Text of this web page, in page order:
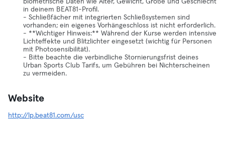
biometrische Daten wie Alter, Gewicht, Größe und Geschlecht
in deinem BEAT81-Profil.
- Schließfächer mit integrierten Schließsystemen sind
vorhanden; ein eigenes Vorhängeschloss ist nicht erforderlich.
- **Wichtiger Hinweis:** Während der Kurse werden intensive
Lichteffekte und Blitzlichter eingesetzt (wichtig für Personen
mit Photosensibilität).
- Bitte beachte die verbindliche Stornierungsfrist deines
Urban Sports Club Tarifs, um Gebühren bei Nichterscheinen
zu vermeiden.
Website
http://lp.beat81.com/usc